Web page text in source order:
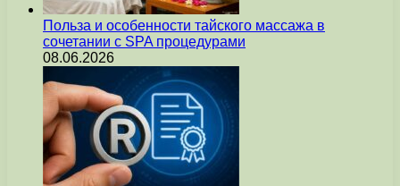
Польза и особенности тайского массажа в
сочетании с SPA процедурами
08.06.2026